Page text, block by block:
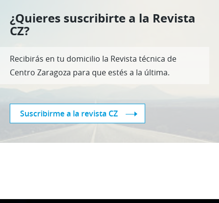
¿Quieres suscribirte a la Revista
CZ?
Recibirás en tu domicilio la Revista técnica de
Centro Zaragoza para que estés a la última.
Suscribirme a la revista CZ